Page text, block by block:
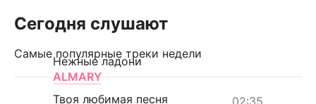
Сегодня слушают
Самые популярные треки недели
Нежные ладони
ALMARY
02:35
Твоя любимая песня